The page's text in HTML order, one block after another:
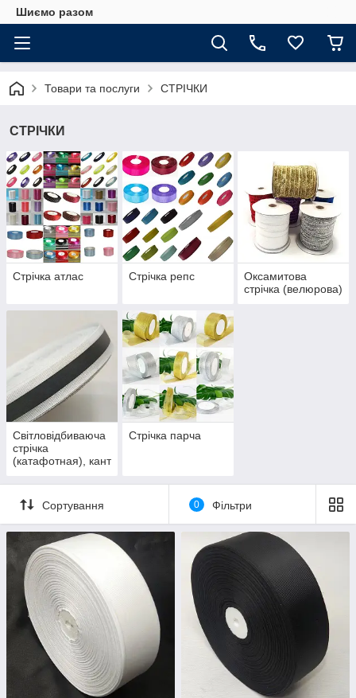
Шиємо разом
Товари та послуги СТРІЧКИ
СТРІЧКИ
Стрічка атлас Стрічка репс
Оксамитова
стрічка (велюрова)
Світловідбиваюча
стрічка
(катафотная), кант
Стрічка парча
Сортування 0 Фільтри